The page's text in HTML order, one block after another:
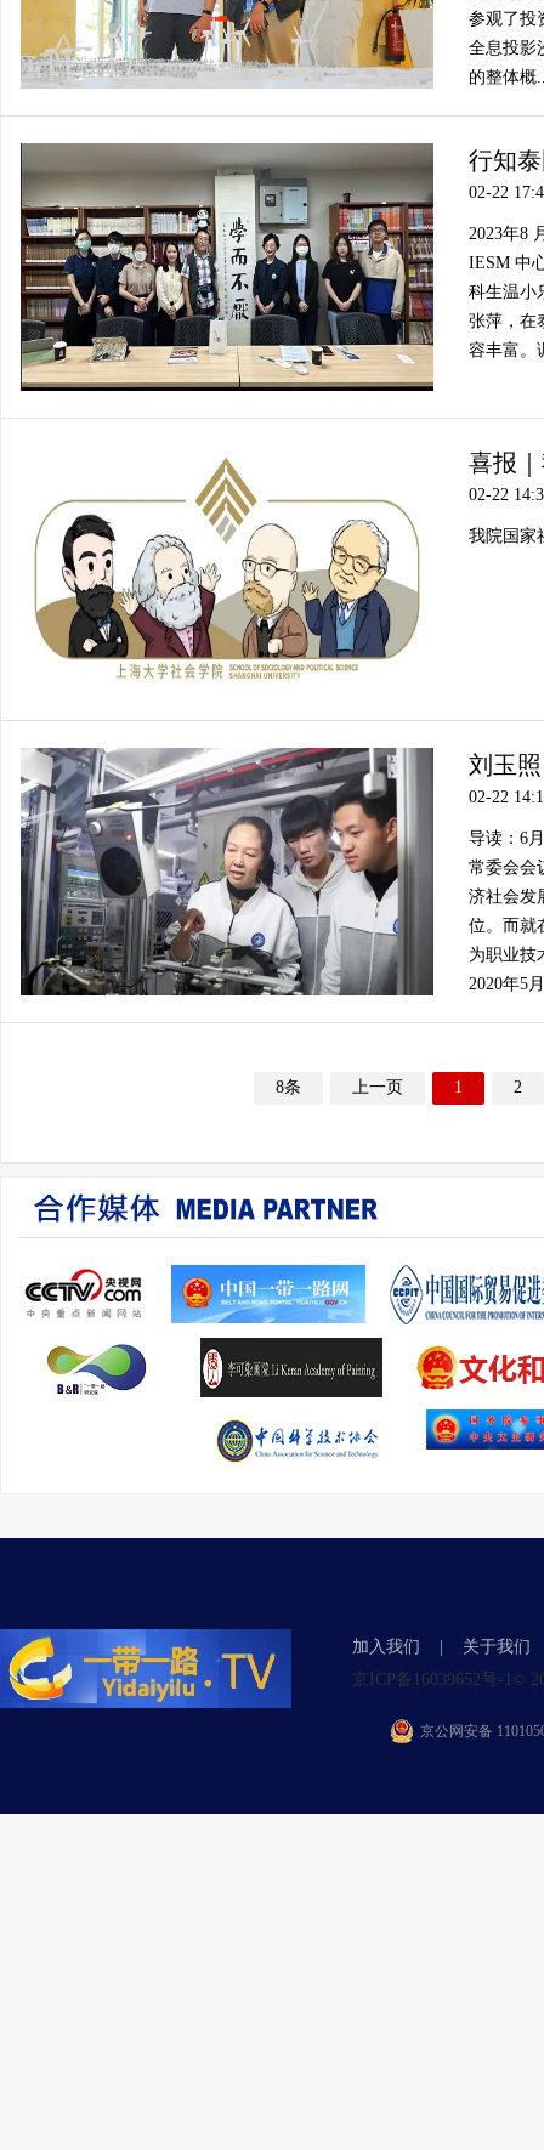
参观了投
全息投影
的整体概
行知
02-22
2023年8
IESM 中
科生温小
张萍，在
容丰富。
喜报
02-22
我院国家
刘玉
02-22
导读：6
常委会会
济社会发
位。而就
为职业技
2020年5
8条 上一页 1 2
加入我们
关于我们
京ICP备16039652号-1©
京公网安备